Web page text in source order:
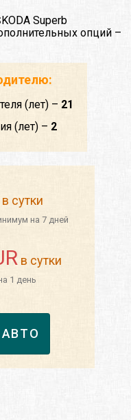
Superb
опций –
(лет) – 21
(лет) – 2
в сутки
на 7 дней
в сутки
1 день